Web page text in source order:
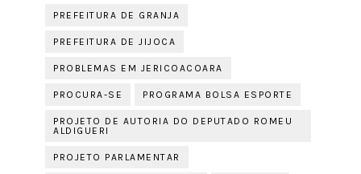
PREFEITURA DE GRANJA
PREFEITURA DE JIJOCA
PROBLEMAS EM JERICOACOARA
PROCURA-SE PROGRAMA BOLSA ESPORTE
PROJETO DE AUTORIA DO DEPUTADO ROMEU
ALDIGUERI
PROJETO PARLAMENTAR